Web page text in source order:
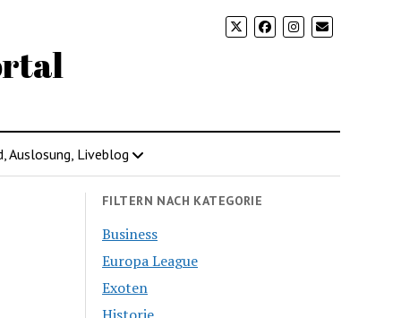
Auslosung, Liveblog
FILTERN NACH KATEGORIE
Business
Europa League
Exoten